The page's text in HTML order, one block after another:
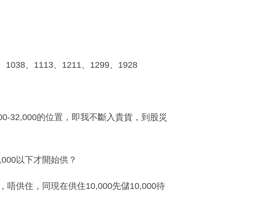
1038、1113、1211、1299、1928
32,000的位置，即我不斷入貴貨，到股災
以下才開始供？
唔供住，同現在供住10,000先儲10,000待